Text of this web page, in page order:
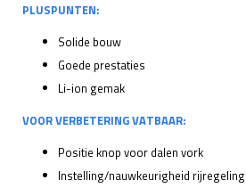
PLUSPUNTEN:
Solide bouw
Goede prestaties
Li-ion gemak
VOOR VERBETERING VATBAAR:
Positie knop voor dalen vork
Instelling/nauwkeurigheid rijregeling